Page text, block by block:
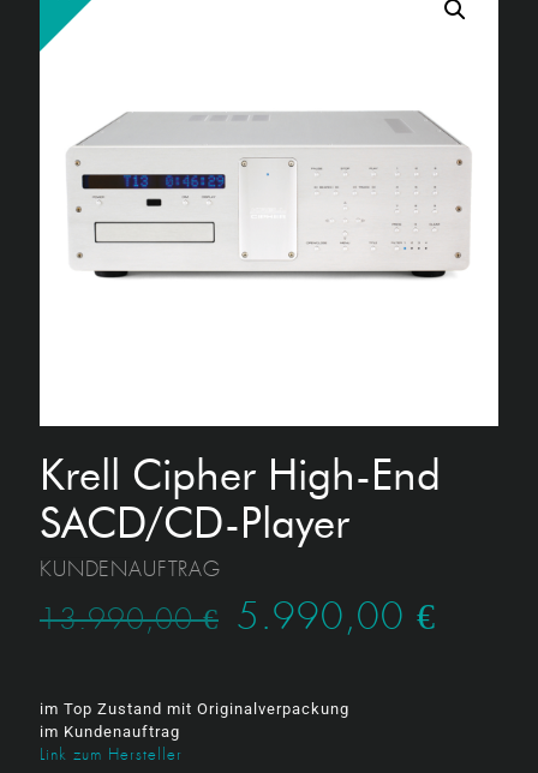
Krell Cipher High-End
SACD/CD-Player
KUNDENAUFTRAG
13.990,00€ Ursprünglicher
13.990,00 €
5.990,00 €
im Top Zustand mit Originalverpackung
im Kundenauftrag
Link zum Hersteller